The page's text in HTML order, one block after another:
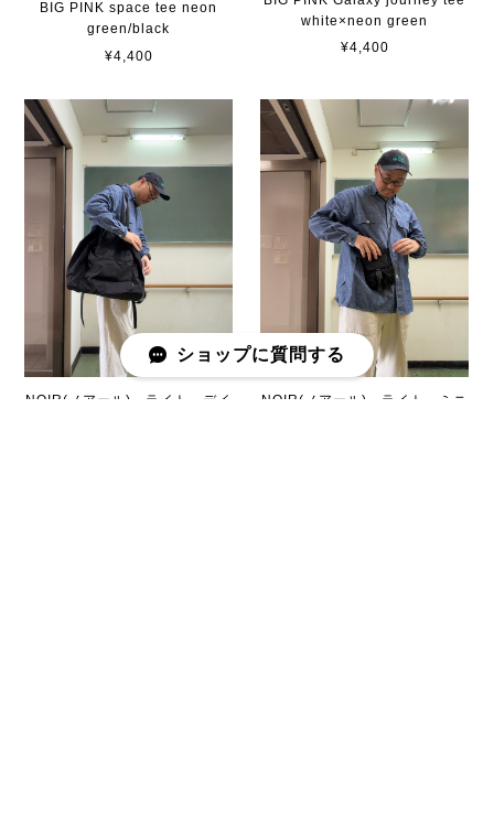
BIG PINK space tee neon
green/black
¥4,400
white×neon green
¥4,400
NOIR(ノアール) ライト デイ
NOIR(ノアール) ライト ミニ
ショップに質問する